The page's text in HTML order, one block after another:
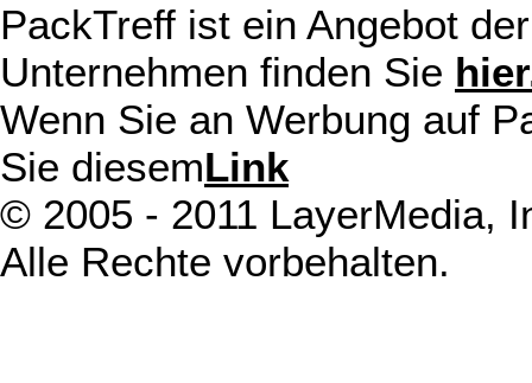
PackTreff ist ein Angebot
Unternehmen finden Sie
Wenn Sie an Werbung auf
Sie diesemLink
© 2005 - 2011 LayerMedia,
Alle Rechte vorbehalten.